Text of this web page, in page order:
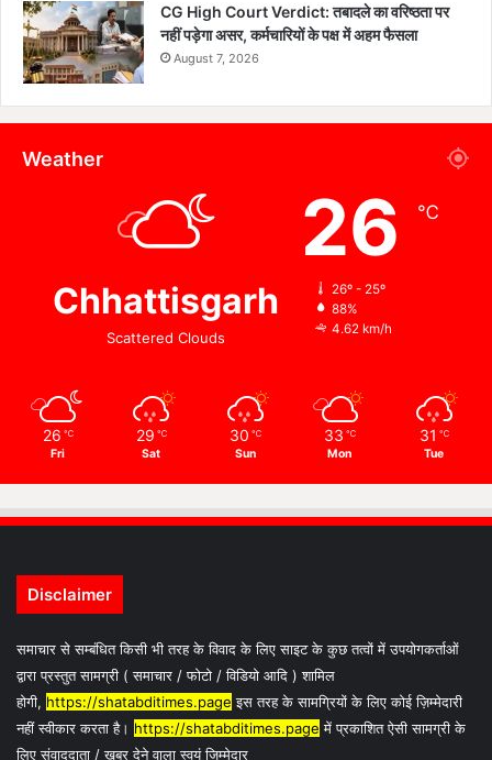
CG High Court Verdict: तबादले का वरिष्ठता पर
नहीं पड़ेगा असर, कर्मचारियों के पक्ष में अहम फैसला
August 7, 2026
Weather
Chhattisgarh
Scattered Clouds
26 ℃
26º - 25º
88%
4.62 km/h
26 ℃
Fri
29 ℃
Sat
30 ℃
Sun
33 ℃
Mon
31 ℃
Tue
Disclaimer
समाचार से सम्बंधित किसी भी तरह के विवाद के लिए साइट के कुछ तत्वों में उपयोगकर्ताओं
द्वारा प्रस्तुत सामग्री ( समाचार / फोटो / विडियो आदि ) शामिल
होगी, https://shatabditimes.page इस तरह के सामग्रियों के लिए कोई ज़िम्मेदारी
नहीं स्वीकार करता है। https://shatabditimes.page में प्रकाशित ऐसी सामग्री के
लिए संवाददाता / खबर देने वाला स्वयं जिम्मेदार